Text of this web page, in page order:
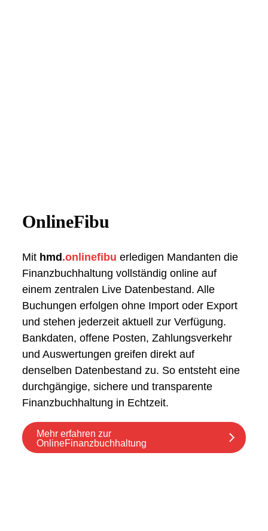
OnlineFibu
Mit hmd.onlinefibu erledigen Mandanten die
Finanzbuchhaltung vollständig online auf
einem zentralen Live Datenbestand. Alle
Buchungen erfolgen ohne Import oder Export
und stehen jederzeit aktuell zur Verfügung.
Bankdaten, offene Posten, Zahlungsverkehr
und Auswertungen greifen direkt auf
denselben Datenbestand zu. So entsteht eine
durchgängige, sichere und transparente
Finanzbuchhaltung in Echtzeit.
Mehr erfahren zur
OnlineFinanzbuchhaltung